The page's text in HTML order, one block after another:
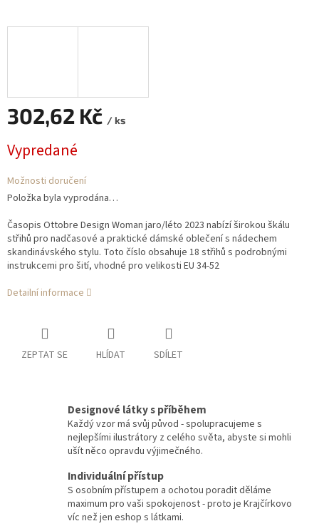
302,62 Kč / ks
cena:
Vypredané
Možnosti doručení
Položka byla vyprodána…
Časopis Ottobre Design Woman jaro/léto 2023 nabízí širokou škálu
střihů pro nadčasové a praktické dámské oblečení s nádechem
skandinávského stylu. Toto číslo obsahuje 18 střihů s podrobnými
instrukcemi pro šití, vhodné pro velikosti EU 34-52
Detailní informace
ZEPTAT SE HLÍDAT SDÍLET
Designové látky s příběhem
Každý vzor má svůj původ - spolupracujeme s
nejlepšími ilustrátory z celého světa, abyste si mohli
ušít něco opravdu výjimečného.
Individuální přístup
S osobním přístupem a ochotou poradit děláme
maximum pro vaši spokojenost - proto je Krajčírkovo
víc než jen eshop s látkami.